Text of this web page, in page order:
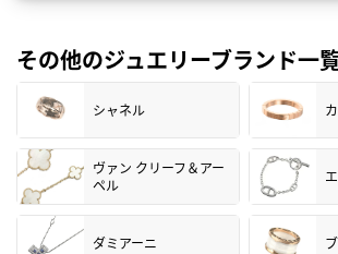
その他のジュエリーブランド一
シャネル
ヴァン クリーフ＆アー
ペル
ダミアーニ